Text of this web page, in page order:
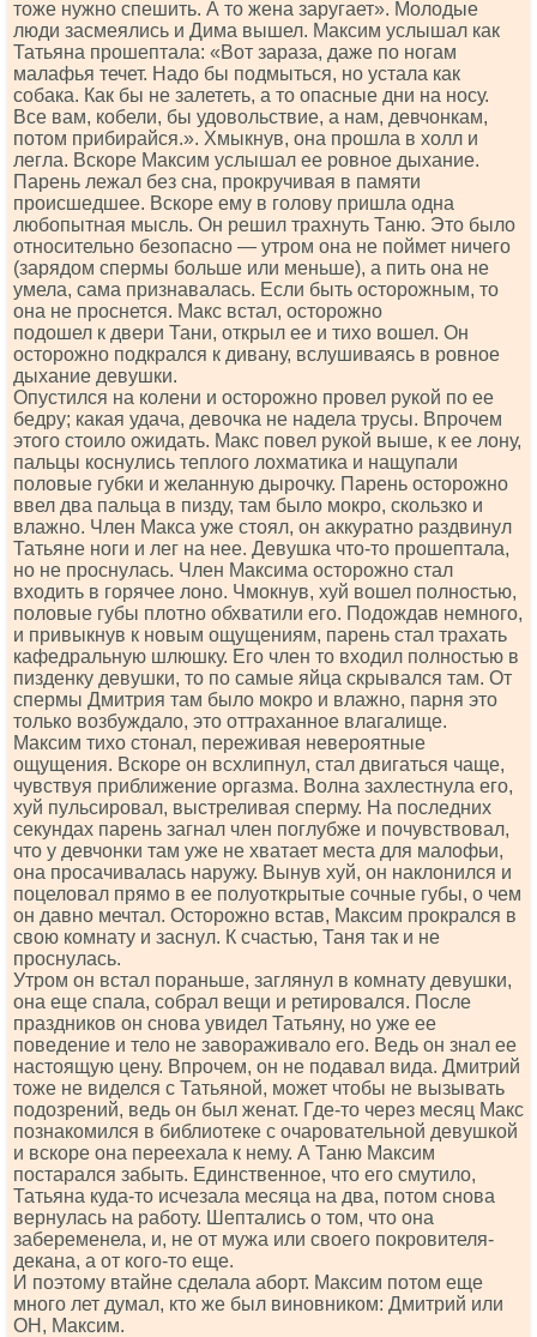
тоже нужно спешить. А то жена заругает». Молодые
люди засмеялись и Дима вышел. Максим услышал как
Татьяна прошептала: «Вот зараза, даже по ногам
малафья течет. Надо бы подмыться, но устала как
собака. Как бы не залететь, а то опасные дни на носу.
Все вам, кобели, бы удовольствие, а нам, девчонкам,
потом прибирайся.». Хмыкнув, она прошла в холл и
легла. Вскоре Максим услышал ее ровное дыхание.
Парень лежал без сна, прокручивая в памяти
происшедшее. Вскоре ему в голову пришла одна
любопытная мысль. Он решил трахнуть Таню. Это было
относительно безопасно — утром она не поймет ничего
(зарядом спермы больше или меньше), а пить она не
умела, сама признавалась. Если быть осторожным, то
она не проснется. Макс встал, осторожно
подошел к двери Тани, открыл ее и тихо вошел. Он
осторожно подкрался к дивану, вслушиваясь в ровное
дыхание девушки.
Опустился на колени и осторожно провел рукой по ее
бедру; какая удача, девочка не надела трусы. Впрочем
этого стоило ожидать. Макс повел рукой выше, к ее лону,
пальцы коснулись теплого лохматика и нащупали
половые губки и желанную дырочку. Парень осторожно
ввел два пальца в пизду, там было мокро, скользко и
влажно. Член Макса уже стоял, он аккуратно раздвинул
Татьяне ноги и лег на нее. Девушка что-то прошептала,
но не проснулась. Член Максима осторожно стал
входить в горячее лоно. Чмокнув, хуй вошел полностью,
половые губы плотно обхватили его. Подождав немного,
и привыкнув к новым ощущениям, парень стал трахать
кафедральную шлюшку. Его член то входил полностью в
пизденку девушки, то по самые яйца скрывался там. От
спермы Дмитрия там было мокро и влажно, парня это
только возбуждало, это оттраханное влагалище.
Максим тихо стонал, переживая невероятные
ощущения. Вскоре он всхлипнул, стал двигаться чаще,
чувствуя приближение оргазма. Волна захлестнула его,
хуй пульсировал, выстреливая сперму. На последних
секундах парень загнал член поглубже и почувствовал,
что у девчонки там уже не хватает места для малофьи,
она просачивалась наружу. Вынув хуй, он наклонился и
поцеловал прямо в ее полуоткрытые сочные губы, о чем
он давно мечтал. Осторожно встав, Максим прокрался в
свою комнату и заснул. К счастью, Таня так и не
проснулась.
Утром он встал пораньше, заглянул в комнату девушки,
она еще спала, собрал вещи и ретировался. После
праздников он снова увидел Татьяну, но уже ее
поведение и тело не завораживало его. Ведь он знал ее
настоящую цену. Впрочем, он не подавал вида. Дмитрий
тоже не виделся с Татьяной, может чтобы не вызывать
подозрений, ведь он был женат. Где-то через месяц Макс
познакомился в библиотеке с очаровательной девушкой
и вскоре она переехала к нему. А Таню Максим
постарался забыть. Единственное, что его смутило,
Татьяна куда-то исчезала месяца на два, потом снова
вернулась на работу. Шептались о том, что она
забеременела, и, не от мужа или своего покровителя-
декана, а от кого-то еще.
И поэтому втайне сделала аборт. Максим потом еще
много лет думал, кто же был виновником: Дмитрий или
ОН, Максим.